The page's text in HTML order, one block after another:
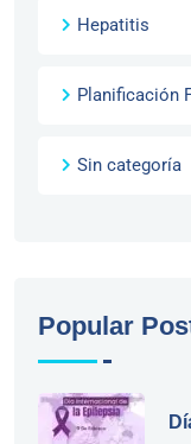
Hepatitis
Planificación
Sin categoría
Popular